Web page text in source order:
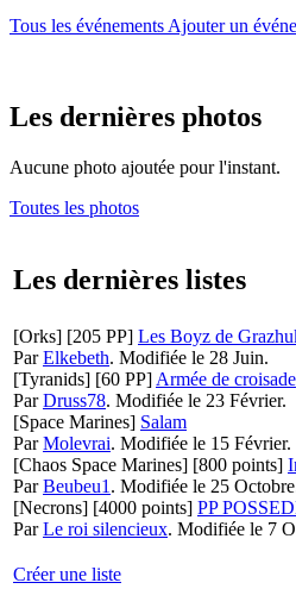
Tous les événements Ajouter un
Les dernières photos
Aucune photo ajoutée pour l'instant.
Toutes les photos
Les dernières listes
[Orks] [205 PP] Les Boyz de
ParElkebeth. Modifiée le 28 Juin.
[Tyranids] [60 PP] Armée de croisade
ParDruss78. Modifiée le 23 Février.
[Space Marines] Salam
ParMolevrai. Modifiée le 15 Février.
[Chaos Space Marines] [800 points]
ParBeubeu1 . Modifiée le 25
[Necrons] [4000 points] PP
ParLe roi silencieux. Modifiée le 7
Créer une liste